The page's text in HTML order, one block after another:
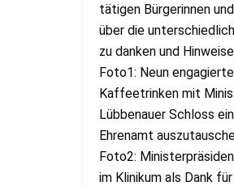
tätigen Bürgerinnen
über die
zu danken und
Foto1: Neun
Kaffeetrinken mit
Lübbenauer Schloss
Ehrenamt
Foto2:
im Klinikum als Dank